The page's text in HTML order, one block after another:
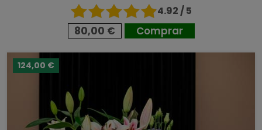
4.92 / 5
80,00 € Comprar
124,00 €